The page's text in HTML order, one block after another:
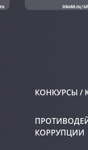
КОНКУРСЫ /
КОРРУПЦИИ